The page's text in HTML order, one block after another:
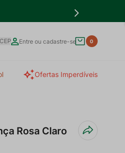
Entre ou cadastre-se 0
Ofertas Imperdíveis
Rosa Claro